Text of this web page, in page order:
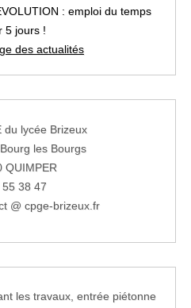
: emploi du temps
5 jours !
des actualités
du lycée Brizeux
les Bourgs
QUIMPER
38 47
@ cpge-brizeux.fr
les travaux, entrée piétonne